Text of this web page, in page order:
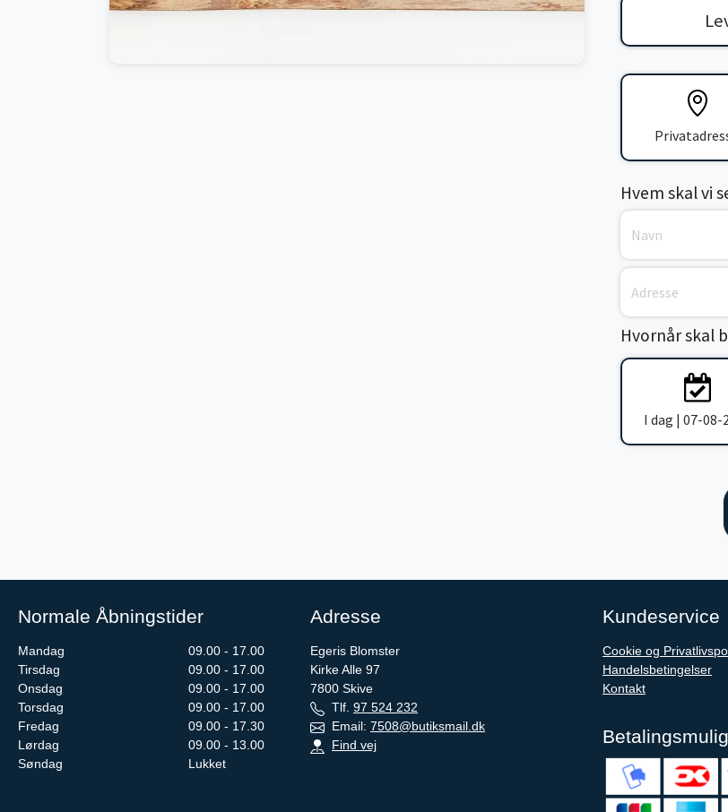
Hvem skal vi
Hvornår skal
I dag | 07-08-
Normale Åbningstider
Mandag
09.00 - 17.00
Tirsdag
09.00 - 17.00
Onsdag
09.00 - 17.00
Torsdag
09.00 - 17.00
Fredag
09.00 - 17.30
Lørdag
09.00 - 13.00
Søndag
Lukket
Adresse
Egeris Blomster
Kirke Alle 97
7800 Skive
Tlf. 97 524 232
Email: 7508@butiksmail.dk
Find vej
Kundeservice
Cookie og
Handelsbetingelser
Kontakt